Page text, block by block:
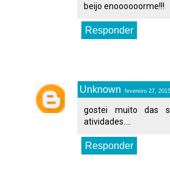
beijo enoooooorme!!!
Responder
Unknown fevereiro 27, 2015
gostei muito das
atividades....
Responder